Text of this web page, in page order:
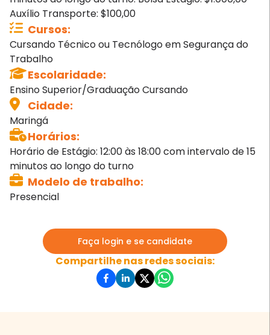
Auxílio Transporte: $100,00
Cursos:
Cursando Técnico ou Tecnólogo em Segurança do
Trabalho
Escolaridade:
Ensino Superior/Graduação Cursando
Cidade:
Maringá
Horários:
Horário de Estágio: 12:00 às 18:00 com intervalo de 15
minutos ao longo do turno
Modelo de trabalho:
Presencial
Faça login e se candidate
Compartilhe nas redes sociais: